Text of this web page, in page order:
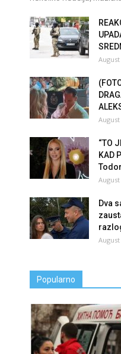
August
August
“TO
KAD
August
Dva
August
Popularno